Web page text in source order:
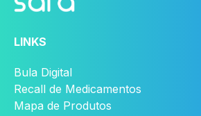
LINKS
Bula Digital
Recall de Medicamentos
Mapa de Produtos